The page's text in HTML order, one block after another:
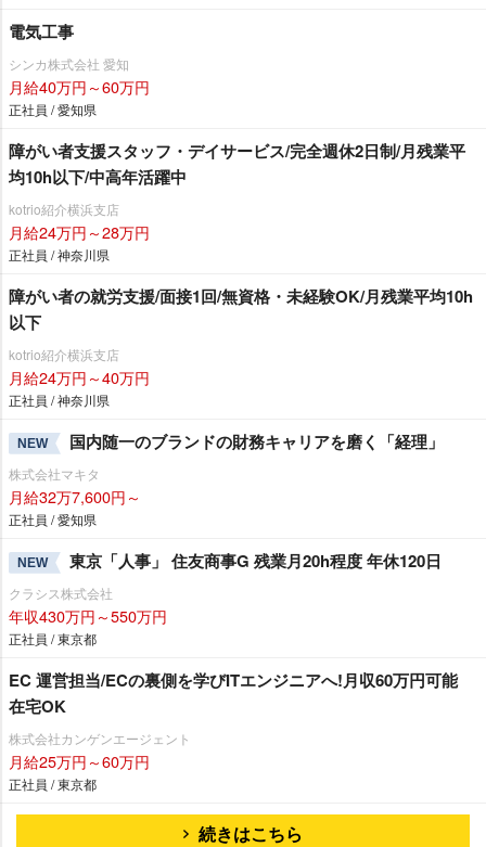
電気工事
シンカ株式会社 愛知
月給40万円～60万円
正社員 / 愛知県
障がい者支援スタッフ・デイサービス/完全週休2日制/月残業平
均10h以下/中高年活躍中
kotrio紹介横浜支店
月給24万円～28万円
正社員 / 神奈川県
障がい者の就労支援/面接1回/無資格・未経験OK/月残業平均10h
以下
kotrio紹介横浜支店
月給24万円～40万円
正社員 / 神奈川県
NEW 国内随一のブランドの財務キャリアを磨く「経理」
株式会社マキタ
月給32万7,600円～
正社員 / 愛知県
NEW 東京「人事」 住友商事G 残業月20h程度 年休120日
クラシス株式会社
年収430万円～550万円
正社員 / 東京都
EC 運営担当/ECの裏側を学びITエンジニアへ!月収60万円可能
在宅OK
株式会社カンゲンエージェント
月給25万円～60万円
正社員 / 東京都
続きはこちら